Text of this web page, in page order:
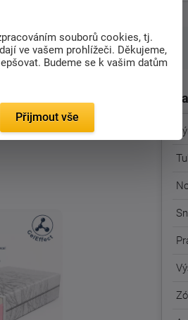
souborů cookies, tj.
ve vašem prohlížeči. Děkujeme,
Budeme se k vašim datům
Přijmout vše